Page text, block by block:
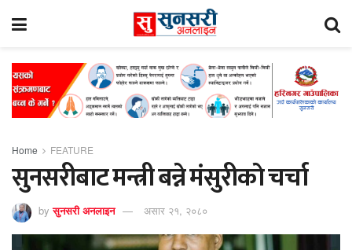
Home FEATURE
सुनसरीबाट मन्त्री बन्ने मंसुरीकाे चर्चा
by सुनसरी अनलाइन असार २१, २०८०